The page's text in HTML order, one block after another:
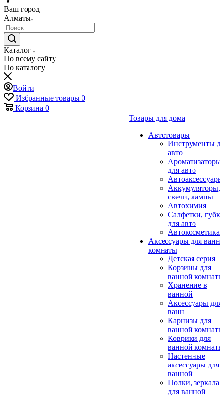
Ваш город
Алматы
Каталог
По всему сайту
По каталогу
Войти
Избранные товары 0
Корзина 0
Товары для дома
Автотовары
Инструменты
авто
для авто
Аккумуляторы,
свечи, лампы
Автохимия
Салфетки,
для авто
Автокосметика
Аксессуары для
комнаты
Детская серия
Корзины для
ванной
Хранение в
ванной
Аксессуары
ванн
Карнизы для
ванной
Коврики для
ванной
Настенные
аксессуары для
ванной
Полки, зеркала
для ванной